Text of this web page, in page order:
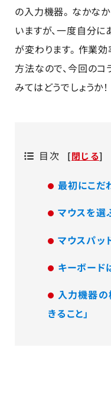
の入力機器。 なかな
いますが、一度自分に
が変わります。 作業
方法なので、今回のコ
みてはどうでしょうか！
目次 [閉じる]
最初にこだ
マウスを選
マウスパッ
キーボード
入力機器の
きること」